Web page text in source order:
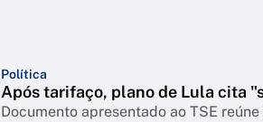
Política
Após tarifaço, plano de Lula cita
Documento apresentado ao TSE